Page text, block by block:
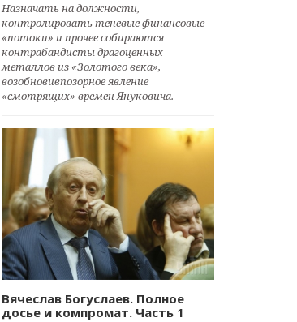
Назначать на должности,
контролировать теневые финансовые
«потоки» и прочее собираются
контрабандисты драгоценных
металлов из «Золотого века»,
возобновивпозорное явление
«смотрящих» времен Януковича.
Вячеслав Богуслаев. Полное
досье и компромат. Часть 1